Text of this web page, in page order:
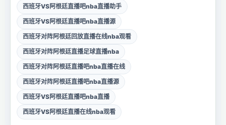
西班牙VS阿根廷直播吧nba直播助手
西班牙VS阿根廷直播吧nba直播源
西班牙对阵阿根廷回放直播在线nba观看
西班牙对阵阿根廷直播足球直播nba
西班牙对阵阿根廷直播吧nba直播在线
西班牙对阵阿根廷直播吧nba直播源
西班牙VS阿根廷直播吧nba直播
西班牙VS阿根廷直播在线nba观看